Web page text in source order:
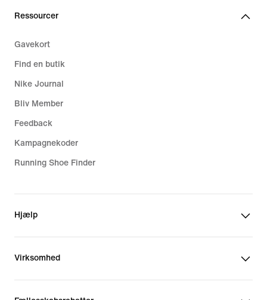
Ressourcer
Gavekort
Find en butik
Nike Journal
Bliv Member
Feedback
Kampagnekoder
Running Shoe Finder
Hjælp
Virksomhed